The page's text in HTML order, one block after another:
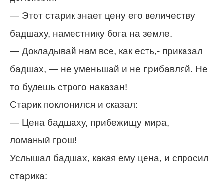
— Этот старик знает цену его величеству
бадшаху, наместнику бога на земле.
— Докладывай нам все, как есть,- приказал
бадшах, — не уменьшай и не прибавляй. Не
то будешь строго наказан!
Старик поклонился и сказал:
— Цена бадшаху, прибежищу мира,
ломаный грош!
Услышал бадшах, какая ему цена, и спросил
старика: